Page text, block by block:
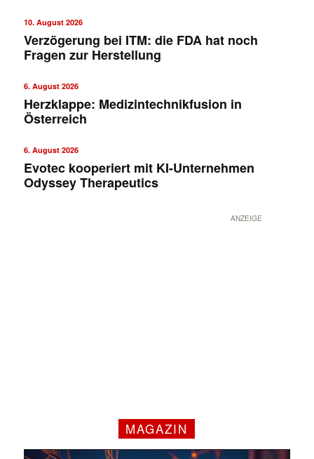
10. August 2026
Verzögerung bei ITM: die FDA hat noch
Fragen zur Herstellung
6. August 2026
Herzklappe: Medizintechnikfusion in
Österreich
6. August 2026
Evotec kooperiert mit KI-Unternehmen
Odyssey Therapeutics
ANZEIGE
MAGAZIN